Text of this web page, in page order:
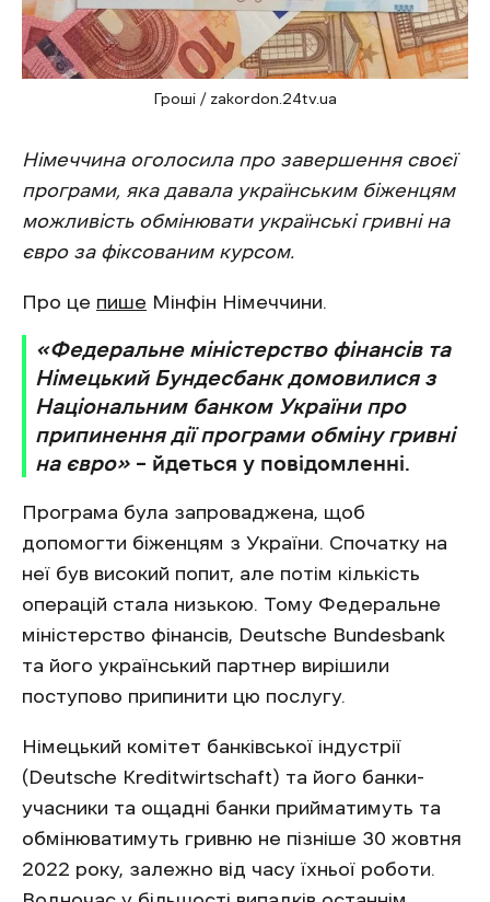
Гроші / zakordon.24tv.ua
Німеччина оголосила про завершення своєї
програми, яка давала українським біженцям
можливість обмінювати українські гривні на
євро за фіксованим курсом.
Про це пише Мінфін Німеччини.
«Федеральне міністерство фінансів та
Німецький Бундесбанк домовилися з
Національним банком України про
припинення дії програми обміну гривні
на євро» – йдеться у повідомленні.
Програма була запроваджена, щоб
допомогти біженцям з України. Спочатку на
неї був високий попит, але потім кількість
операцій стала низькою. Тому Федеральне
міністерство фінансів, Deutsche Bundesbank
та його український партнер вирішили
поступово припинити цю послугу.
Німецький комітет банківської індустрії
(Deutsche Kreditwirtschaft) та його банки-
учасники та ощадні банки прийматимуть та
обмінюватимуть гривню не пізніше 30 жовтня
2022 року, залежно від часу їхньої роботи.